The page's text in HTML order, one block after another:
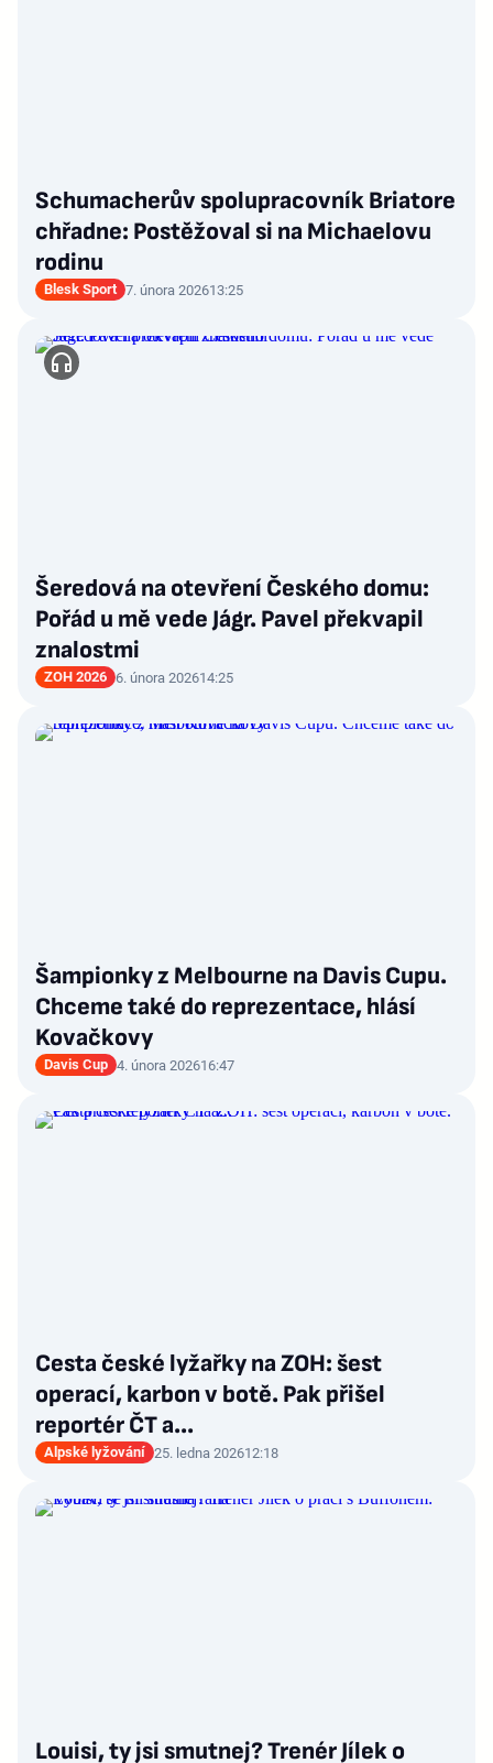
Schumacherův spolupracovník Briatore
chřadne: Postěžoval si na Michaelovu
rodinu
Blesk Sport 7. února 202613:25
Šeredová na otevření Českého domu:
Pořád u mě vede Jágr. Pavel překvapil
znalostmi
ZOH 2026 6. února 202614:25
Šampionky z Melbourne na Davis Cupu.
Chceme také do reprezentace, hlásí
Kovačkovy
Davis Cup 4. února 202616:47
Cesta české lyžařky na ZOH: šest
operací, karbon v botě. Pak přišel
reportér ČT a...
Alpské lyžování 25. ledna 202612:18
Louisi, ty jsi smutnej? Trenér Jílek o